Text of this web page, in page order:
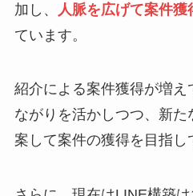
加し、
人脈を広げて案件獲
ています。
紹介による案件獲得が増え
ながりを活かしつつ、新
案して案件の獲得を目指し